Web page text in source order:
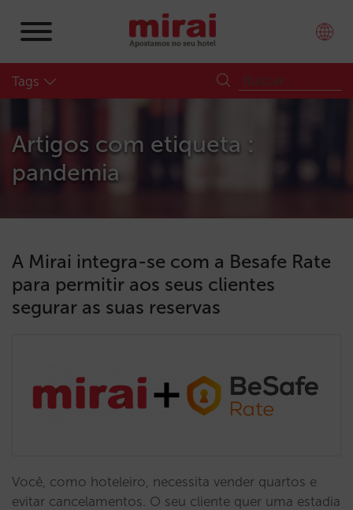
Tags
Artigos com etiqueta :
pandemia
A Mirai integra-se com a Besafe Rate
para permitir aos seus clientes
segurar as suas reservas
Você, como hoteleiro, necessita vender quartos e
evitar cancelamentos. O seu cliente quer uma estadia